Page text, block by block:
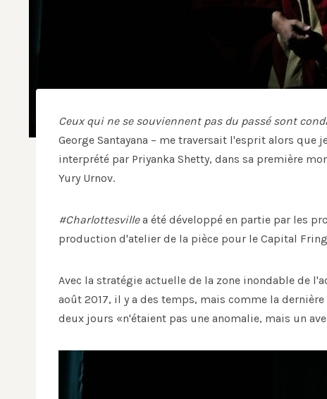
Ceux qui ne se souviennent pas du passé sont
George Santayana – me traversait l'esprit alors que
interprété par Priyanka Shetty, dans sa première
Yury Urnov.
#Charlottesvillea été développé en partie par les
production d'atelier de la pièce pour le Capital
Avec la stratégie actuelle de la zone inondable de
août 2017, il y a des temps, mais comme la
deux jours «n'étaient pas une anomalie, mais un